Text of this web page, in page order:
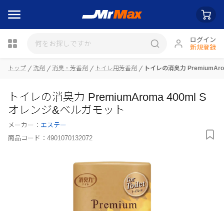
ログイン
新規登録
瓶詰
トップ 洗剤 消臭・芳香剤 トイレ用芳香剤 トイレの消臭力
トイレの消臭力 PremiumAroma 400ml S
オレンジ&ベルガモット
メーカー： エステー
商品コード： 4901070132072